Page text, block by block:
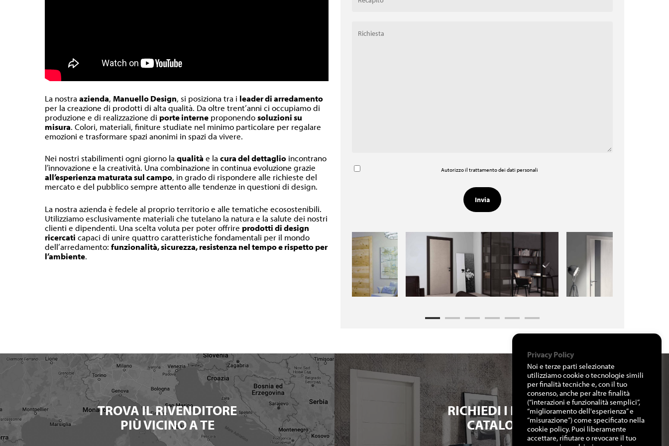
La nostraazienda, Manuello Design, si posiziona tra i leader di arredamento
per la creazione di prodotti di alta qualità. Da oltre trent’anni ci occupiamo di
produzione e di realizzazione di porte interne proponendosoluzioni su
misura. Colori, materiali, finiture studiate nel minimo particolare per regalare
emozioni e trasformare spazi anonimi in spazi da vivere.
Nei nostri stabilimenti ogni giorno laqualità e lacura del dettaglio incontrano
l’innovazione e la creatività. Una combinazione in continua evoluzione grazie
all’esperienza maturata sul campo, in grado di rispondere alle richieste del
mercato e del pubblico sempre attento alle tendenze in questioni di design.
La nostra azienda è fedele al proprio territorio e alle tematiche ecosostenibili.
Utilizziamo esclusivamente materiali che tutelano la natura e la salute dei nostri
clienti e dipendenti. Una scelta voluta per poter offrire prodotti di design
ricercati capaci di unire quattro caratteristiche fondamentali per il mondo
dell’arredamento:funzionalità, sicurezza, resistenza nel tempo e rispetto per
l’ambiente.
Autorizzo il trattamento dei dati personali
TROVA IL RIVENDITORE
PIÙ VICINO A TE
RICHIEDI I NOSTRI
CATALOGHI
Privacy Policy
Noi e terze parti selezionate
utilizziamo cookie o tecnologie simili
per finalità tecniche e, con il tuo
consenso, anche per altre finalità
(“interazioni e funzionalità semplici”,
“miglioramento dell'esperienza” e
“misurazione”) come specificato nella
cookie policy. Puoi liberamente
accettare, rifiutare o revocare il tuo